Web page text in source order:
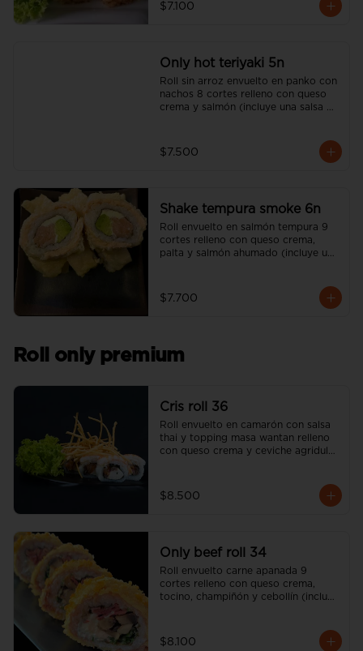
$7.100
Only hot teriyaki 5n
Roll sin arroz envuelto en panko con
nachos 8 cortes relleno con queso
crema y salmón (incluye una salsa
$7.500
Shake tempura smoke 6n
Roll envuelto en salmón tempura 9
cortes relleno con queso crema,
palta y salmón ahumado (incluye una
$7.700
Roll only premium
Cris roll 36
Roll envuelto en camarón con salsa
thai y topping masa wantan relleno
con queso crema y ceviche agridulce
$8.500
Only beef roll 34
Roll envuelto carne apanada 9
cortes relleno con queso crema,
tocino, champiñón y cebollín (incluye
$8.100